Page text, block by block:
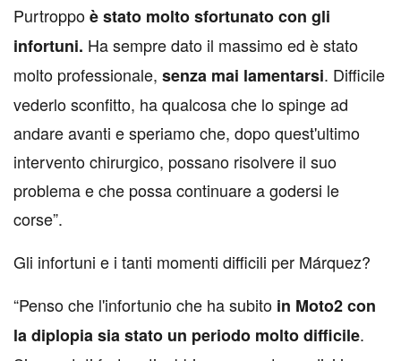
Purtroppoè stato molto sfortunato con gli
infortuni. Ha sempre dato il massimo ed è stato
molto professionale, senza mai lamentarsi. Difficile
vederlo sconfitto, ha qualcosa che lo spinge ad
andare avanti e speriamo che, dopo quest'ultimo
intervento chirurgico, possano risolvere il suo
problema e che possa continuare a godersi le
corse”.
Gli infortuni e i tanti momenti difficili per Márquez?
“Penso che l'infortunio che ha subito in Moto2 con
la diplopia sia stato un periodo molto difficile.